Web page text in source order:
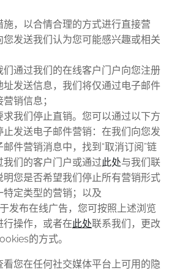
施，以合情合理的方式进行直接营
您发送我们认为您可能感兴趣或相关
们通过我们的在线客户门户向您注册
址发送信息，我们将仅通过电子邮件
销信息；
求我们停止直销。您可以通过以下方
止发送电子邮件营销：在我们向您发
件营销消息中，找到“取消订阅”链
我们的客户门户或通过此处与我们联
明您是否希望我们停止所有营销形式
特定类型的营销；以及
发布在线广告，您可按照上述浏览
行操作，或者在此处联系我们，更改
的方式。
您在任何社交媒体平台上可用的隐